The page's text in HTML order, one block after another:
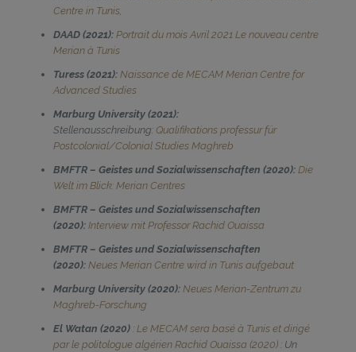
Centre in Tunis
DAAD (2021): Portrait du mois Avril 2021 Le nouveau centre
Merian à Tunis
Turess (2021): Naissance de MECAM Merian Centre for
Advanced Studies
Marburg University (2021):
Stellenausschreibung: Qualifikations professur für
Postcolonial/Colonial Studies Maghreb
BMFTR – Geistes und Sozialwissenschaften (2020): Die
Welt im Blick: Merian Centres
BMFTR – Geistes und Sozialwissenschaften
(2020): Interview mit Professor Rachid Ouaissa
BMFTR – Geistes und Sozialwissenschaften
(2020): Neues Merian Centre wird in Tunis aufgebaut
Marburg University (2020): Neues Merian-Zentrum zu
Maghreb-Forschung
El Watan (2020): Le MECAM sera basé à Tunis et dirigé
par le politologue algérien Rachid Ouaissa (2020): Un